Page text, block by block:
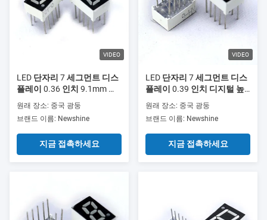
VIDEO
LED 단자리 7 세그먼트 디스
플레이 0.36 인치 9.1mm 높
터 타이머 및 전자 응용 프로
그램에서 사용됩니다
원래 장소: 중국 광둥
브랜드 이름: Newshine
지금 접촉하세요
VIDEO
LED 단자리 7 세그먼트 디스
플레이 0.39 인치 디지털 높
및 전자용으로 설계
원래 장소: 중국 광둥
브랜드 이름: Newshine
지금 접촉하세요